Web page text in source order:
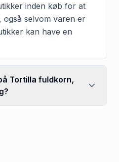
inden køb for at
også selvom varen er
kan have en
Tortilla fuldkorn,